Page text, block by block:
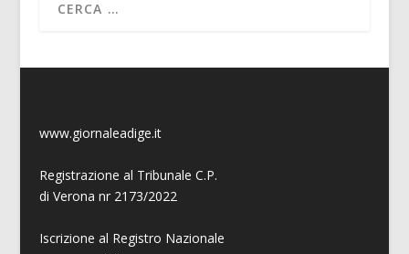
www.giornaleadige.it
Registrazione al Tribunale C.P.
di Verona nr 2173/2022
Iscrizione al Registro Nazionale